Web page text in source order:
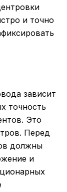
и точно
зависит
точность
Это
Перед
должны
и